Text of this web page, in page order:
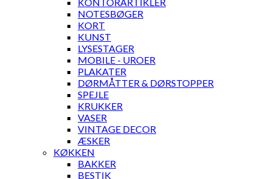
NOTESBØGER
KORT
KUNST
LYSESTAGER
MOBILE - UROER
PLAKATER
DØRMÅTTER & DØRSTOPPER
SPEJLE
KRUKKER
VASER
VINTAGE DECOR
ÆSKER
KØKKEN
BAKKER
BESTIK